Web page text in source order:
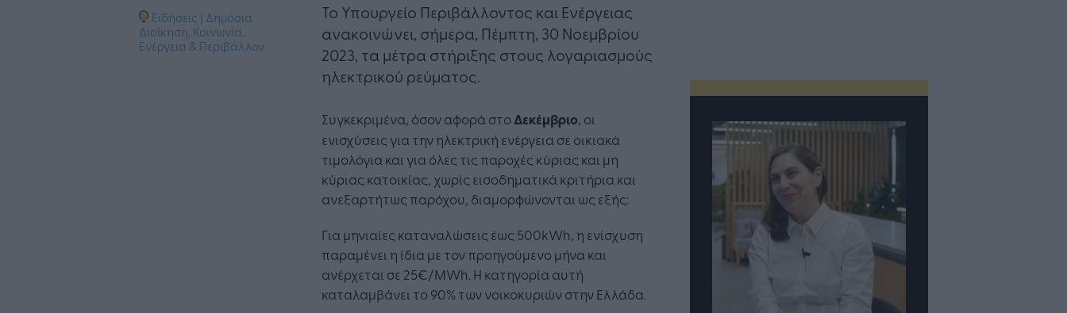
Ειδήσεις | Δημόσια
Διοίκηση, Κοινωνία,
Ενέργεια & Περιβάλλον
Το Υπουργείο Περιβάλλοντος και Ενέργειας
ανακοινώνει, σήμερα, Πέμπτη, 30 Νοεμβρίου
2023, τα μέτρα στήριξης στους λογαριασμούς
ηλεκτρικού ρεύματος.
Συγκεκριμένα, όσον αφορά στο Δεκέμβριο, οι
ενισχύσεις για την ηλεκτρική ενέργεια σε οικιακά
τιμολόγια και για όλες τις παροχές κύριας και μη
κύριας κατοικίας, χωρίς εισοδηματικά κριτήρια και
ανεξαρτήτως παρόχου, διαμορφώνονται ως εξής:
Για μηνιαίες καταναλώσεις έως 500kWh, η ενίσχυση
παραμένει η ίδια με τον προηγούμενο μήνα και
ανέρχεται σε 25€/MWh. Η κατηγορία αυτή
καταλαμβάνει το 90% των νοικοκυριών στην Ελλάδα.